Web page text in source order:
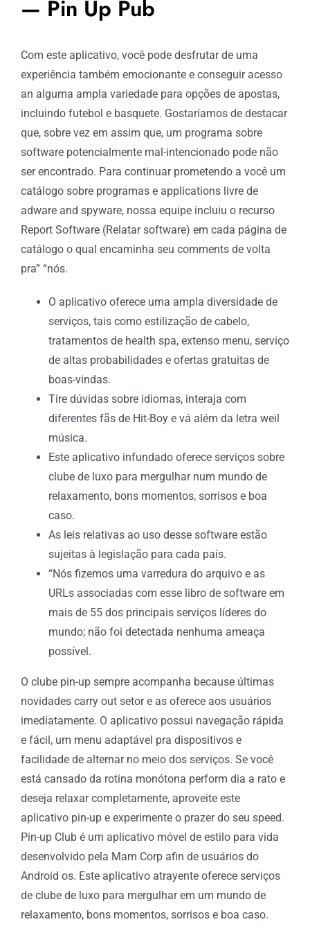
— Pin Up Pub
Com este aplicativo, você pode desfrutar de uma
experiência também emocionante e conseguir acesso
an alguma ampla variedade para opções de apostas,
incluindo futebol e basquete. Gostaríamos de destacar
que, sobre vez em assim que, um programa sobre
software potencialmente mal-intencionado pode não
ser encontrado. Para continuar prometendo a você um
catálogo sobre programas e applications livre de
adware and spyware, nossa equipe incluiu o recurso
Report Software (Relatar software) em cada página de
catálogo o qual encaminha seu comments de volta
pra” “nós.
O aplicativo oferece uma ampla diversidade de
serviços, tais como estilização de cabelo,
tratamentos de health spa, extenso menu, serviço
de altas probabilidades e ofertas gratuitas de
boas-vindas.
Tire dúvidas sobre idiomas, interaja com
diferentes fãs de Hit-Boy e vá além da letra weil
música.
Este aplicativo infundado oferece serviços sobre
clube de luxo para mergulhar num mundo de
relaxamento, bons momentos, sorrisos e boa
caso.
As leis relativas ao uso desse software estão
sujeitas à legislação para cada país.
“Nós fizemos uma varredura do arquivo e as
URLs associadas com esse libro de software em
mais de 55 dos principais serviços líderes do
mundo; não foi detectada nenhuma ameaça
possível.
O clube pin-up sempre acompanha because últimas
novidades carry out setor e as oferece aos usuários
imediatamente. O aplicativo possui navegação rápida
e fácil, um menu adaptável pra dispositivos e
facilidade de alternar no meio dos serviços. Se você
está cansado da rotina monótona perform dia a rato e
deseja relaxar completamente, aproveite este
aplicativo pin-up e experimente o prazer do seu speed.
Pin-up Club é um aplicativo móvel de estilo para vida
desenvolvido pela Mam Corp afin de usuários do
Android os. Este aplicativo atrayente oferece serviços
de clube de luxo para mergulhar em um mundo de
relaxamento, bons momentos, sorrisos e boa caso.